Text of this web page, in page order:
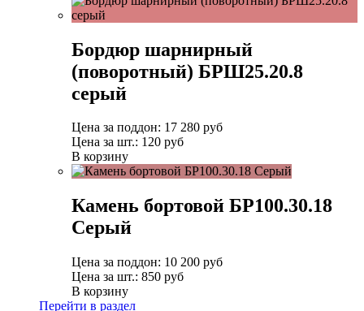
Бордюр шарнирный
(поворотный) БРШ25.20.8
серый
Цена за поддон: 17 280 руб
Цена за шт.: 120 руб
В корзину
Камень бортовой БР100.30.18
Серый
Цена за поддон: 10 200 руб
Цена за шт.: 850 руб
В корзину
Перейти в раздел